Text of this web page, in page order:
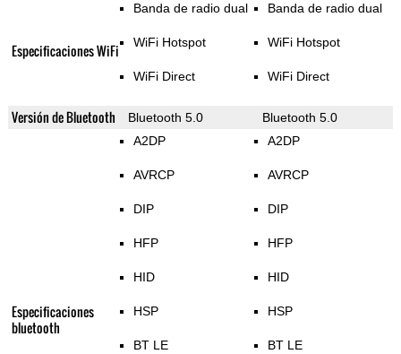
Especificaciones WiFi
Banda de radio dual
WiFi Hotspot
WiFi Direct
Banda de radio dual
WiFi Hotspot
WiFi Direct
Versión de Bluetooth Bluetooth 5.0 Bluetooth 5.0
Especificaciones
bluetooth
A2DP
AVRCP
DIP
HFP
HID
HSP
BT LE
A2DP
AVRCP
DIP
HFP
HID
HSP
BT LE